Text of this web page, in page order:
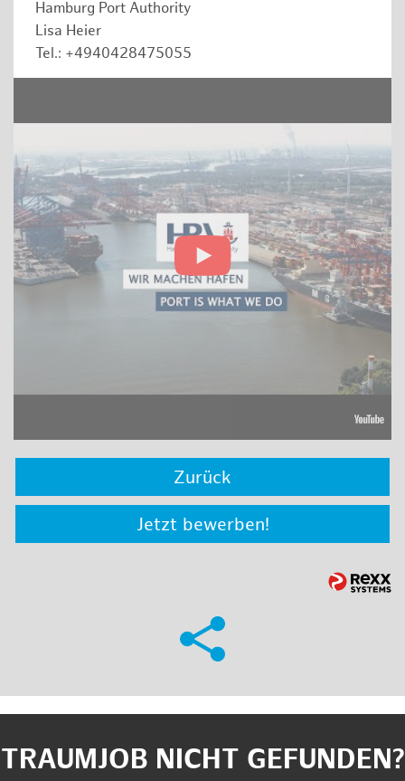
Hamburg Port Authority
Lisa Heier
Tel.: +4940428475055
Zurück
Jetzt bewerben!
TRAUMJOB NICHT GEFUNDEN?